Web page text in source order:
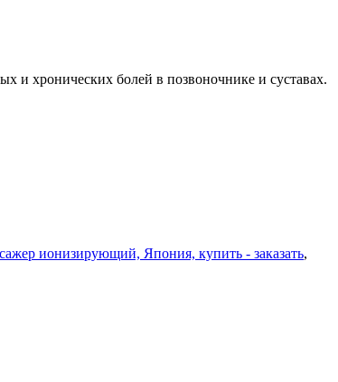
и хронических болей в позвоночнике и суставах.
ионизирующий, Япония, купить - заказать,